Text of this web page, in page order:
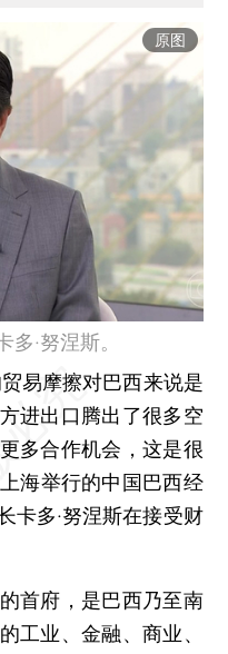
原图
·努涅斯。
易摩擦对巴西来说是
进出口腾出了很多空
多合作机会，这是很
海举行的中国巴西经
卡多·努涅斯在接受财
府，是巴西乃至南
工业、金融、商业、